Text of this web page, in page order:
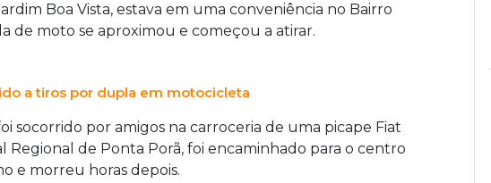
Boa Vista, estava em uma conveniência no Bairro
de moto se aproximou e começou a atirar.
a tiros por dupla em motocicleta
socorrido por amigos na carroceria de uma picape Fiat
Regional de Ponta Porã, foi encaminhado para o centro
e morreu horas depois.